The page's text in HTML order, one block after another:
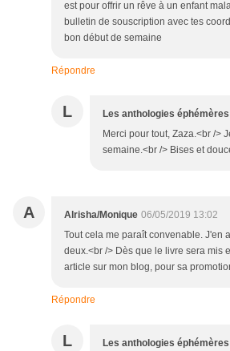
est pour offrir un rêve à un enfant
bulletin de souscription avec tes
bon début de semaine
Répondre
L Les anthologies éphémères
Merci pour tout, Zaza.<br />
semaine.<br /> Bises et
A Alrisha/Monique 06/05/2019 13:02
Tout cela me paraît convenable. J'en
deux.<br /> Dès que le livre sera mis
article sur mon blog, pour sa
Répondre
L Les anthologies éphémères